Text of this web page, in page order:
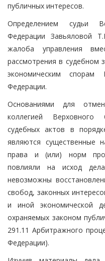
публичных интересов.
Определением судьи
Федерации Завьяловой
жалоба управления
рассмотрения в судебном
экономическим спорам
Федерации.
Основаниями для
коллегией Верховного
судебных актов в
являются существенные
права и (или) норм
повлияли на исход
невозможны
свобод, законных
и иной экономической
охраняемых законом
291.11 Арбитражного
Федерации).